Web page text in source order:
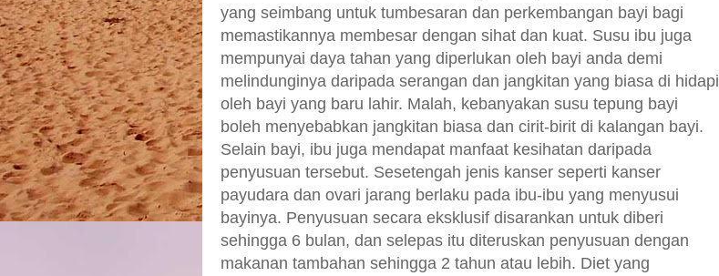
yang seimbang untuk tumbesaran dan perkembangan bayi bagi
memastikannya membesar dengan sihat dan kuat. Susu ibu juga
mempunyai daya tahan yang diperlukan oleh bayi anda demi
melindunginya daripada serangan dan jangkitan yang biasa di hidapi
oleh bayi yang baru lahir. Malah, kebanyakan susu tepung bayi
boleh menyebabkan jangkitan biasa dan cirit-birit di kalangan bayi.
Selain bayi, ibu juga mendapat manfaat kesihatan daripada
penyusuan tersebut. Sesetengah jenis kanser seperti kanser
payudara dan ovari jarang berlaku pada ibu-ibu yang menyusui
bayinya. Penyusuan secara eksklusif disarankan untuk diberi
sehingga 6 bulan, dan selepas itu diteruskan penyusuan dengan
makanan tambahan sehingga 2 tahun atau lebih. Diet yang